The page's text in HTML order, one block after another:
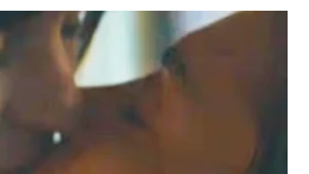
ve sürece öncülük eden
ederek, çocuklara
kullanmaları